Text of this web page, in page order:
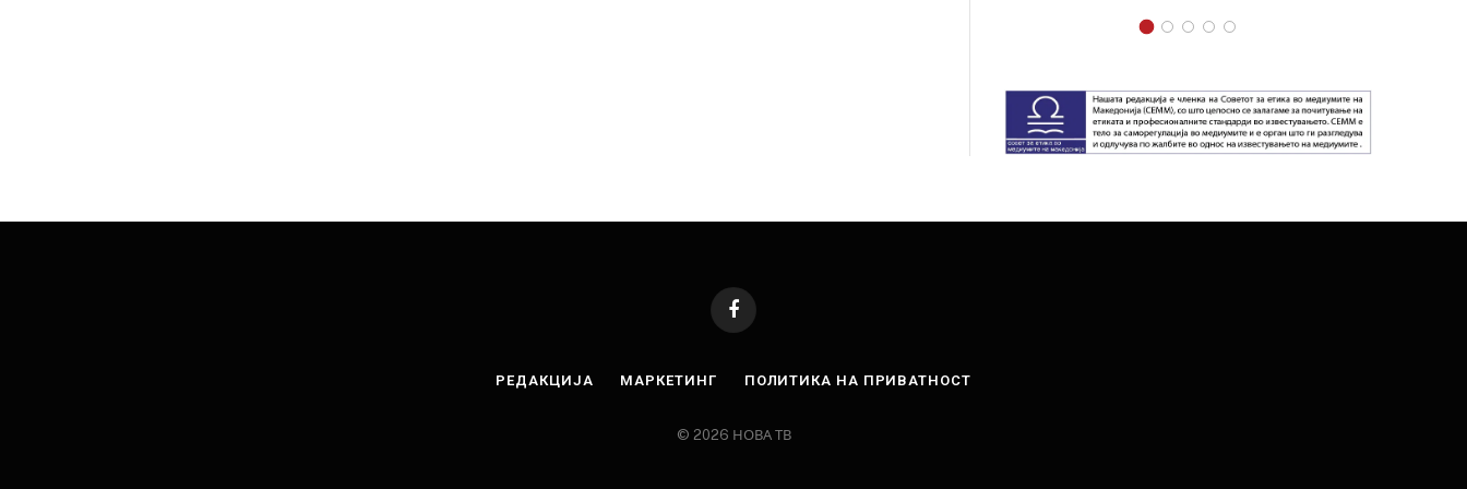
Facebook
РЕДАКЦИЈА МАРКЕТИНГ ПОЛИТИКА НА ПРИВАТНОСТ
© 2026 НОВА ТВ